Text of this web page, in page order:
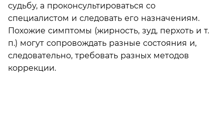
судьбу, а проконсультироваться со
специалистом и следовать его назначениям.
Похожие симптомы (жирность, зуд, перхоть и т.
п.) могут сопровождать разные состояния и,
следовательно, требовать разных методов
коррекции.